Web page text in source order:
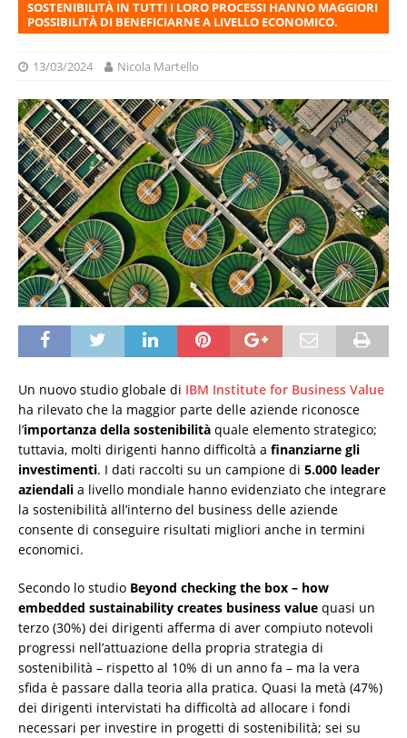
SOSTENIBILITÀ IN TUTTI I LORO PROCESSI HANNO MAGGIORI
POSSIBILITÀ DI BENEFICIARNE A LIVELLO ECONOMICO.
13/03/2024 Nicola Martello
Un nuovo studio globale di IBM Institute for Business Value
ha rilevato che la maggior parte delle aziende riconosce
l’importanza della sostenibilità quale elemento strategico;
tuttavia, molti dirigenti hanno difficoltà a finanziarne gli
investimenti. I dati raccolti su un campione di 5.000 leader
aziendali a livello mondiale hanno evidenziato che integrare
la sostenibilità all’interno del business delle aziende
consente di conseguire risultati migliori anche in termini
economici.
Secondo lo studio Beyond checking the box – how
embedded sustainability creates business value quasi un
terzo (30%) dei dirigenti afferma di aver compiuto notevoli
progressi nell’attuazione della propria strategia di
sostenibilità – rispetto al 10% di un anno fa – ma la vera
sfida è passare dalla teoria alla pratica. Quasi la metà (47%)
dei dirigenti intervistati ha difficoltà ad allocare i fondi
necessari per investire in progetti di sostenibilità; sei su